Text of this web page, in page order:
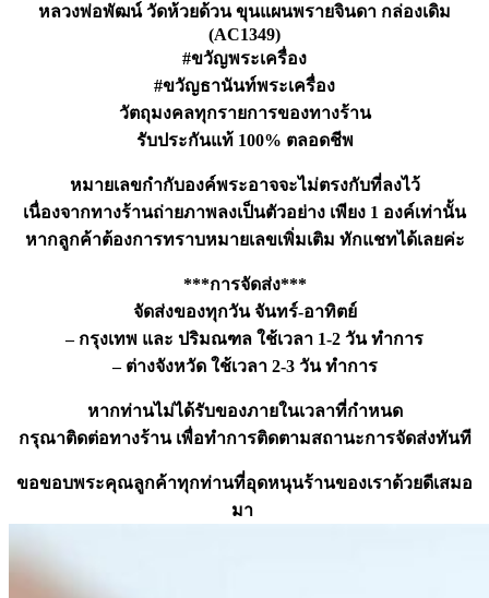
หลวงพ่อพัฒน์ วัดห้วยด้วน ขุนแผนพรายจินดา กล่องเดิม
(AC1349)
#ขวัญพระเครื่อง
#ขวัญธานันท์พระเครื่อง
วัตถุมงคลทุกรายการของทางร้าน
รับประกันแท้ 100% ตลอดชีพ
หมายเลขกำกับองค์พระอาจจะไม่ตรงกับที่ลงไว้
เนื่องจากทางร้านถ่ายภาพลงเป็นตัวอย่าง เพียง 1 องค์เท่านั้น
หากลูกค้าต้องการทราบหมายเลขเพิ่มเติม ทักแชทได้เลยค่ะ
***การจัดส่ง***
จัดส่งของทุกวัน จันทร์-อาทิตย์
– กรุงเทพ และ ปริมณฑล ใช้เวลา 1-2 วัน ทำการ
– ต่างจังหวัด ใช้เวลา 2-3 วัน ทำการ
หากท่านไม่ได้รับของภายในเวลาที่กำหนด
กรุณาติดต่อทางร้าน เพื่อทำการติดตามสถานะการจัดส่งทันที
ขอขอบพระคุณลูกค้าทุกท่านที่อุดหนุนร้านของเราด้วยดีเสมอ
มา